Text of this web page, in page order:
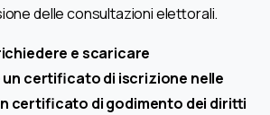
delle consultazioni elettorali.
e scaricare
certificato di iscrizione nelle
certificato di godimento dei diritti